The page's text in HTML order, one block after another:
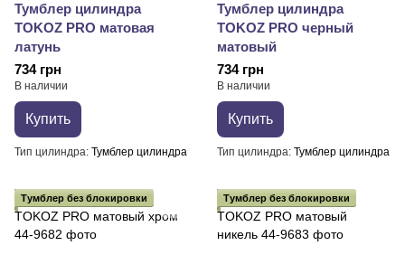
Тумблер цилиндра
TOKOZ PRO матовая
латунь
734 грн
В наличии
Купить
Тип цилиндра Тумблер цилиндра
Тумблер цилиндра
TOKOZ PRO черный
матовый
734 грн
В наличии
Купить
Тип цилиндра Тумблер цилиндра
Тумблер без блокировки Тумблер без блокировки